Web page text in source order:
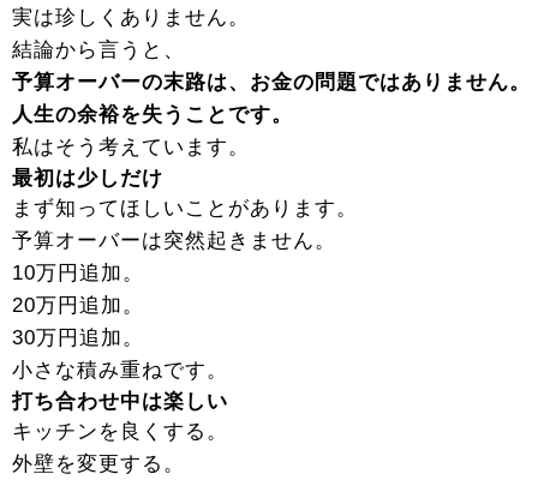
実は珍しくありません。
結論から言うと、
予算オーバーの末路は、お金の問題ではありません。
人生の余裕を失うことです。
私はそう考えています。
最初は少しだけ
まず知ってほしいことがあります。
予算オーバーは突然起きません。
10万円追加。
20万円追加。
30万円追加。
小さな積み重ねです。
打ち合わせ中は楽しい
キッチンを良くする。
外壁を変更する。